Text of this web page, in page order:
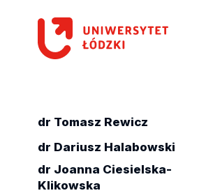
dr Tomasz Rewicz
dr Dariusz Halabowski
dr Joanna Ciesielska-
Klikowska